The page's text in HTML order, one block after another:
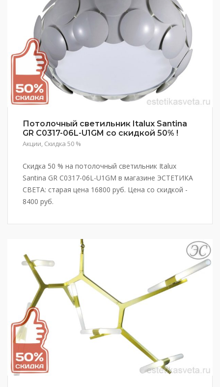
Потолочный светильник Italux Santina
GR C0317-06L-U1GM со скидкой 50% !
Акции, Скидка 50 %
Скидка 50 % на потолочный светильник Italux
Santina GR C0317-06L-U1GM в магазине ЭСТЕТИКА
СВЕТА: старая цена 16800 руб. Цена со скидкой -
8400 руб.